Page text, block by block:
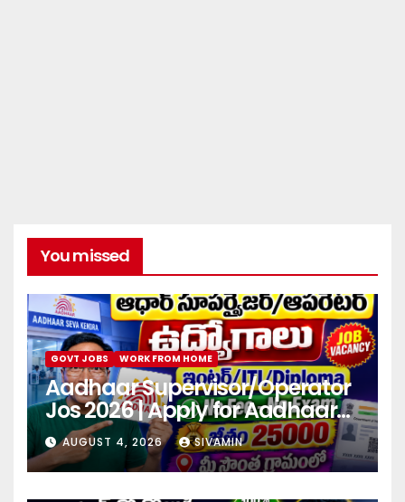
You missed
GOVT JOBS WORK FROM HOME
Aadhaar Supervisor/Operator
Jos 2026 | Apply for Aadhaar
center
AUGUST 4, 2026 SIVAMIN